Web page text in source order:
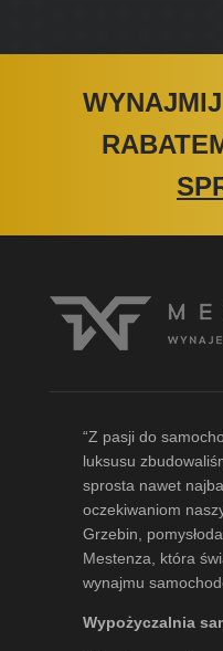
“Z pasji do
luksusu
sprosta nawet
oczekiwaniom
Grzebin ,
Mestenza, która
wynajmu
Wypożyczalnia